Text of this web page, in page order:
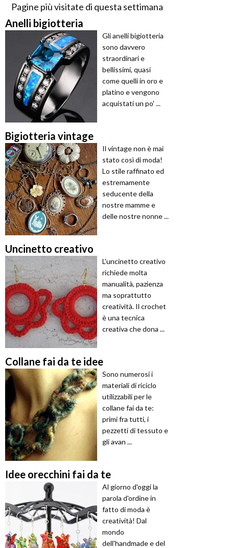
Pagine più visitate di questa settimana
Anelli bigiotteria
Gli anelli bigiotteria
sono davvero
straordinari e
bellissimi, quasi
come quelli in oro e
platino e vengono
acquistati un po' ...
Bigiotteria vintage
Il vintage non è mai
stato così di moda!
Lo stile raffinato ed
estremamente
seducente della
nostre mamme e
delle nostre nonne ...
Uncinetto creativo
L'uncinetto creativo
richiede molta
manualità, pazienza
ma soprattutto
creatività. Il crochet
è una tecnica
creativa che dona ...
Collane fai da te idee
Sono numerosi i
materiali di riciclo
utilizzabili per le
collane fai da te:
primi fra tutti, i
pezzetti di tessuto e
gli avan ...
Idee orecchini fai da te
Al giorno d'oggi la
parola d'ordine in
fatto di moda è
creatività! Dal
mondo
dell'handmade e del